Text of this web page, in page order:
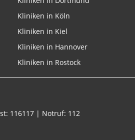
Kliniken in Köln
Kliniken in Kiel
Kliniken in Hannover
Kliniken in Rostock
116117 | Notruf: 112